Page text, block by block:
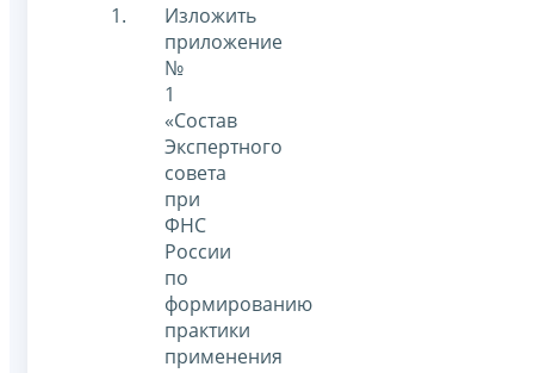
Изложить
приложение
№
1
«Состав
Экспертного
совета
при
ФНС
России
по
формированию
практики
применения